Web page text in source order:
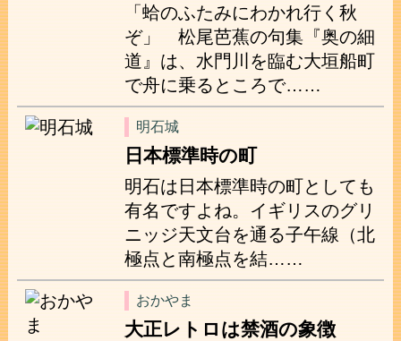
「蛤のふたみにわかれ行く秋
ぞ」 松尾芭蕉の句集『奥の細
道』は、水門川を臨む大垣船町
で舟に乗るところで……
明石城
日本標準時の町
明石は日本標準時の町としても
有名ですよね。イギリスのグリ
ニッジ天文台を通る子午線（北
極点と南極点を結……
おかやま
大正レトロは禁酒の象徴